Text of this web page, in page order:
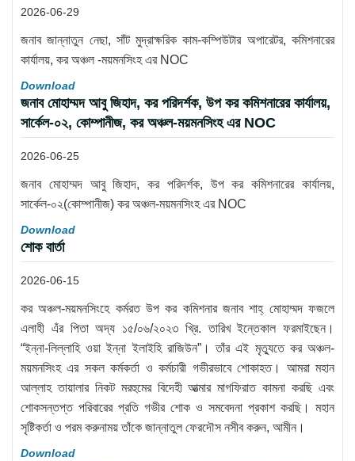
2026-06-29
জনাব জান্নাতুন নেছা, সাঁট মুদ্রাক্ষরিক কাম-কম্পিউটার অপারেটর, কমিশনারের
কার্যালয়, কর অঞ্চল -ময়মনসিংহ এর NOC
Download
জনাব মোহাম্মদ আবু জিহাদ, কর পরিদর্শক, উপ কর কমিশনারের কার্যালয়,
সার্কেল-০২, কোম্পানীজ, কর অঞ্চল-ময়মনসিংহ এর NOC
2026-06-25
জনাব মোহাম্মদ আবু জিহাদ, কর পরিদর্শক, উপ কর কমিশনারের কার্যালয়,
সার্কেল-০২(কোম্পানীজ) কর অঞ্চল-ময়মনসিংহ এর NOC
Download
শোক বার্তা
2026-06-15
কর অঞ্চল-ময়মনসিংহে কর্মরত উপ কর কমিশনার জনাব শাহ্ মোহাম্মদ ফজলে
এলাহী এঁর পিতা অদ্য ১৫/০৬/২০২৩ খ্রি. তারিখ ইন্তেকাল ফরমাইছেন।
“ইন্না-লিল্লাহি ওয়া ইন্না ইলাইহি রাজিউন”। তাঁর এই মৃত্যুতে কর অঞ্চল-
ময়মনসিংহ এর সকল কর্মকর্তা ও কর্মচারী গভীরভাবে শোকাহত। আমরা মহান
আল্লাহ তায়ালার নিকট মরহুমের বিদেহী আত্মার মাগফিরাত কামনা করছি এবং
শোকসন্তপ্ত পরিবারের প্রতি গভীর শোক ও সমবেদনা প্রকাশ করছি। মহান
সৃষ্টিকর্তা ও পরম করুনাময় তাঁকে জান্নাতুল ফেরদৌস নসীব করুন, আমীন।
Download